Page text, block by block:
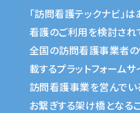
「訪問看護テックナビ」
看護のご利用を検討され
全国の訪問看護事業者
載するプラットフォームサ
訪問看護事業を営んで
お繋ぎする架け橋となる